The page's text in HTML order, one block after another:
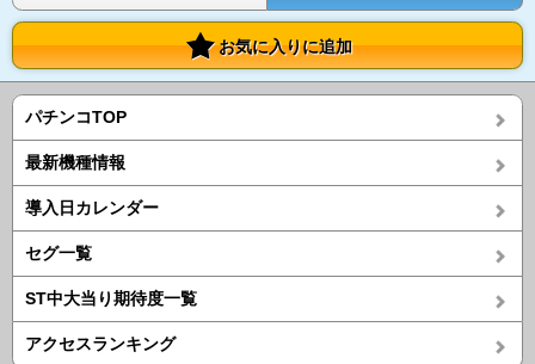
お気に入りに追加
パチンコTOP
最新機種情報
導入日カレンダー
セグ一覧
ST中大当り期待度一覧
アクセスランキング